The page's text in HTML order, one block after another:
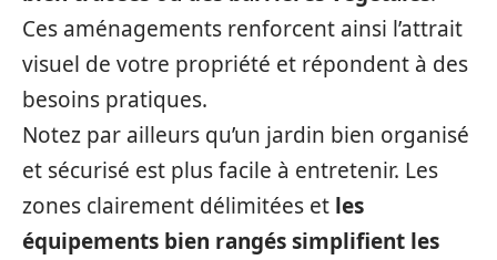
Ces aménagements renforcent ainsi l’attrait
visuel de votre propriété et répondent à des
besoins pratiques.
Notez par ailleurs qu’un jardin bien organisé
et sécurisé est plus facile à entretenir. Les
zones clairement délimitées et les
équipements bien rangés simplifient les